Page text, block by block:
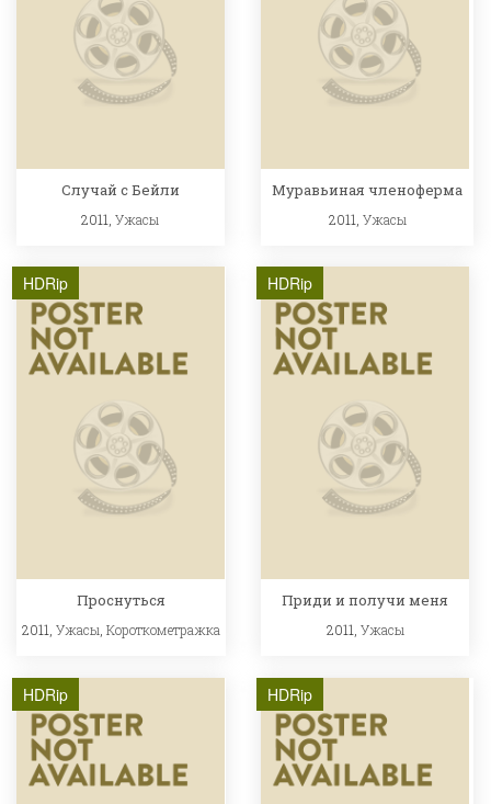
Случай с Бейли
2011,Ужасы
Муравьиная членоферма
2011, Ужасы
HDRip
Проснуться
2011, Ужасы, Короткометражка
HDRip
Приди и получи меня
2011, Ужасы
HDRip HDRip